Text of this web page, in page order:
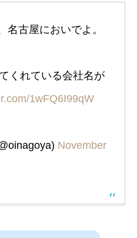
名古屋においでよ。
くれている会社名が
1wFQ6I99qW
November